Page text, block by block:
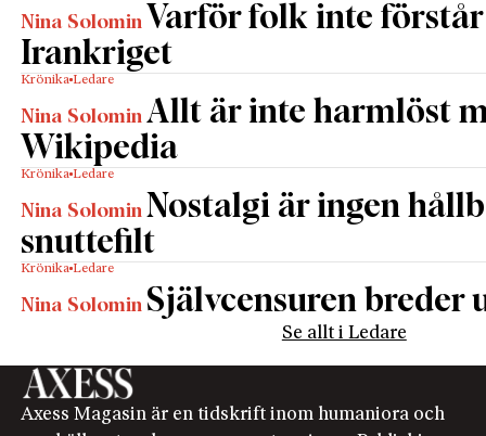
Nina Solomin Varför folk inte förstår
Irankriget
Krönika Ledare
Nina Solomin Allt är inte harmlöst
Wikipedia
Krönika Ledare
Nina Solomin Nostalgi är ingen
snuttefilt
Krönika Ledare
Nina Solomin Självcensuren breder
Se allt i Ledare
Axess Magasin är en tidskrift inom humaniora och